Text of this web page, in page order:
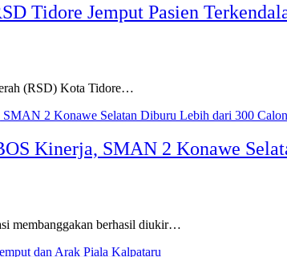
Tidore Jemput Pasien
(RSD) Kota Tidore…
Kinerja, SMAN 2 Konawe
membanggakan berhasil diukir…